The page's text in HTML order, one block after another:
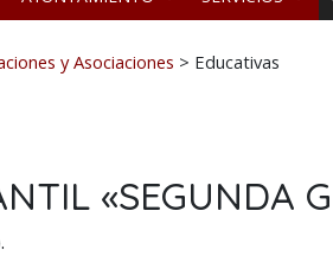
y Asociaciones > Educativas
«SEGUNDA